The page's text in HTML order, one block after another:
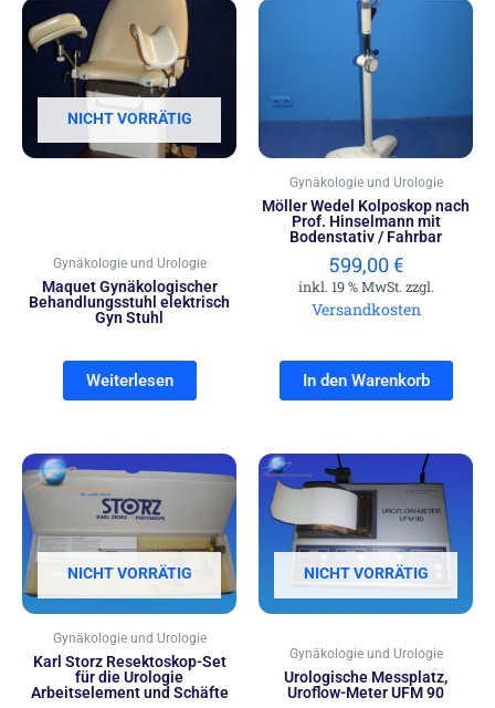
NICHT VORRÄTIG
Gynäkologie und Urologie
Maquet Gynäkologischer
Behandlungsstuhl elektrisch
Gyn Stuhl
Weiterlesen
Gynäkologie und Urologie
Möller Wedel Kolposkop nach
Prof. Hinselmann mit
Bodenstativ / Fahrbar
599,00€
inkl. 19 % MwSt. zzgl.
Versandkosten
In den Warenkorb
NICHT VORRÄTIG
Gynäkologie und Urologie
Karl Storz Resektoskop-Set
für die Urologie
Arbeitselement und Schäfte
NICHT VORRÄTIG
Gynäkologie und Urologie
Urologische Messplatz,
Uroflow-Meter UFM 90